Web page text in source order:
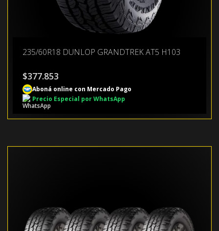
235/60R18 DUNLOP GRANDTREK AT5 H103
$377.853
Aboná online con Mercado Pago
Precio Especial por WhatsApp